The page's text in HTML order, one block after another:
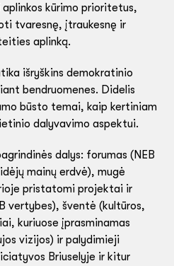
kūrimo prioritetus,
tvaresnę, įtraukesnę ir
aplinką.
išryškins demokratinio
bendruomenes. Didelis
būsto temai, kaip kertiniam
dalyvavimo aspektui.
dalys: forumas (NEB
mainų erdvė), mugė
pristatomi projektai ir
vertybes), šventė (kultūros,
kuriuose įprasminamas
vizijos) ir palydimieji
Briuselyje ir kitur